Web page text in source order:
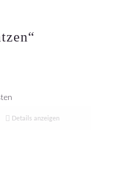
Details anzeigen